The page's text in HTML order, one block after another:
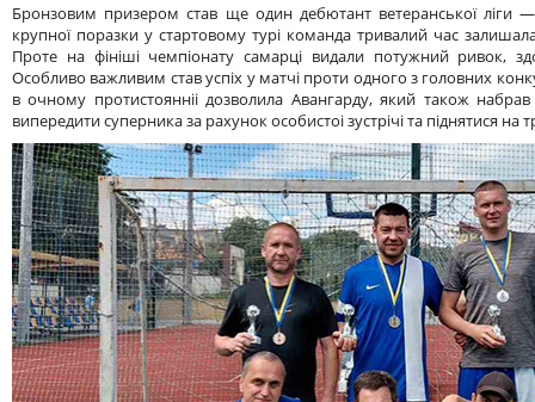
Бронзовим призером став ще один дебютант ветеранської ліги —
крупної поразки у стартовому турі команда тривалий час
Проте на фініші чемпіонату самарці видали потужний ривок,
Особливо важливим став успіх у матчі проти одного з головних
в очному протистоянніі дозволила Авангарду, який також
випередити суперника за рахунок особистоі зустрічі та піднятися на